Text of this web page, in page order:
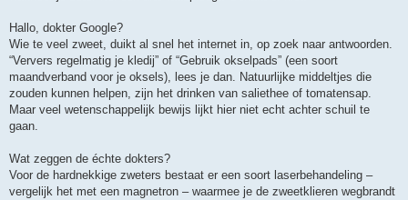
Hallo, dokter Google?
Wie te veel zweet, duikt al snel het internet in, op zoek naar antwoorden.
“Ververs regelmatig je kledij” of “Gebruik okselpads” (een soort
maandverband voor je oksels), lees je dan. Natuurlijke middeltjes die
zouden kunnen helpen, zijn het drinken van saliethee of tomatensap.
Maar veel wetenschappelijk bewijs lijkt hier niet echt achter schuil te
gaan.
Wat zeggen de échte dokters?
Voor de hardnekkige zweters bestaat er een soort laserbehandeling –
vergelijk het met een magnetron – waarmee je de zweetklieren wegbrandt